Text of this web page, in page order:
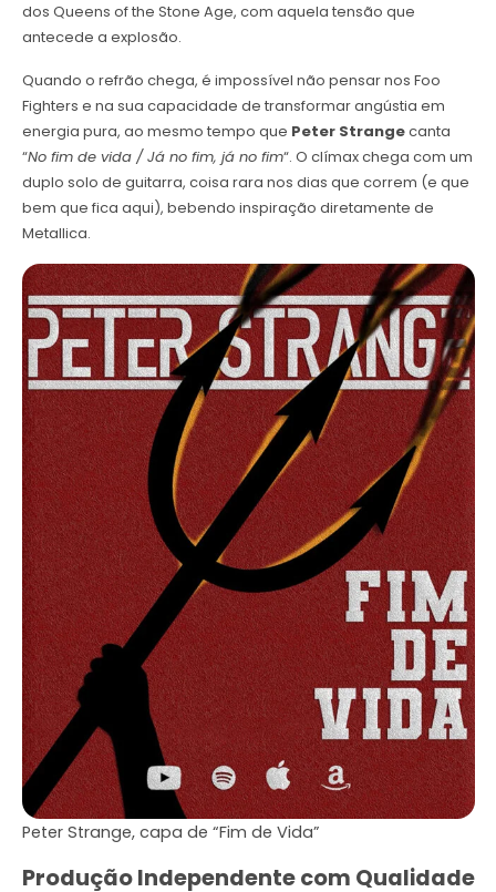
dos Queens of the Stone Age, com aquela tensão que
antecede a explosão.
Quando o refrão chega, é impossível não pensar nos Foo
Fighters e na sua capacidade de transformar angústia em
energia pura, ao mesmo tempo que Peter Strangecanta
“No fim de vida / Já no fim, já no fim“. O clímax chega com um
duplo solo de guitarra, coisa rara nos dias que correm (e que
bem que fica aqui), bebendo inspiração diretamente de
Metallica.
Peter Strange, capa de “Fim de Vida”
Produção Independente com Qualidade